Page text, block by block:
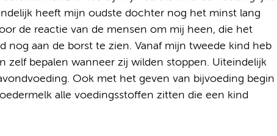
heeft mijn oudste dochter nog het minst lang
de reactie van de mensen om mij heen, die het
nog aan de borst te zien. Vanaf mijn tweede kind heb
zelf bepalen wanneer zij wilden stoppen. Uiteindelijk
Ook met het geven van bijvoeding begin
alle voedingsstoffen zitten die een kind